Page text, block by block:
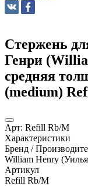
Стержень
Генри
средняя
(medium)
Арт: Refill Rb/M
Характеристики
Бренд /
William Henry
Артикул
Refill Rb/M